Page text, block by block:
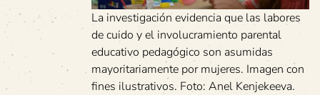
La investigación evidencia que las labores
de cuido y el involucramiento parental
educativo pedagógico son asumidas
mayoritariamente por mujeres. Imagen con
fines ilustrativos. Foto: Anel Kenjekeeva.